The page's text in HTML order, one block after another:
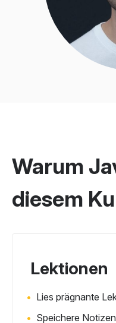
Warum
diesem
Lektionen
Lies prägnante
Speichere